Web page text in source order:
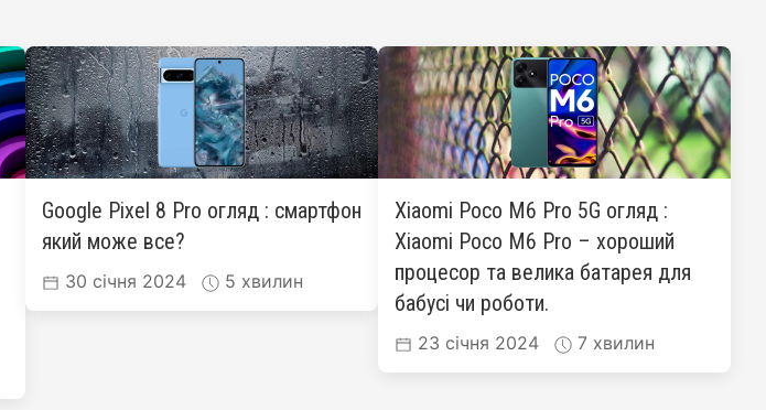
Google Pixel 8 Pro огляд : смартфон
який може все?
30 січня 2024 5 хвилин
Xiaomi Poco M6 Pro 5G огляд :
Xiaomi Poco M6 Pro – хороший
процесор та велика батарея для
бабусі чи роботи.
23 січня 2024 7 хвилин